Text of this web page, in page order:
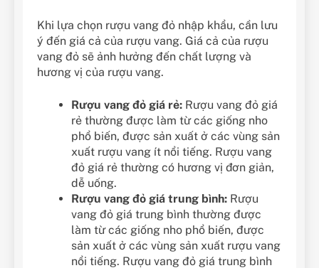
Khi lựa chọn rượu vang đỏ nhập khẩu, cần lưu
ý đến giá cả của rượu vang. Giá cả của rượu
vang đỏ sẽ ảnh hưởng đến chất lượng và
hương vị của rượu vang.
Rượu vang đỏ giá rẻ: Rượu vang đỏ giá
rẻ thường được làm từ các giống nho
phổ biến, được sản xuất ở các vùng sản
xuất rượu vang ít nổi tiếng. Rượu vang
đỏ giá rẻ thường có hương vị đơn giản,
dễ uống.
Rượu vang đỏ giá trung bình: Rượu
vang đỏ giá trung bình thường được
làm từ các giống nho phổ biến, được
sản xuất ở các vùng sản xuất rượu vang
nổi tiếng. Rượu vang đỏ giá trung bình